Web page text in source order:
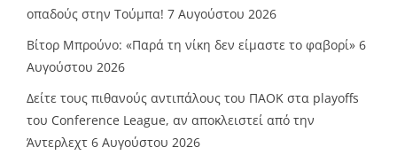
οπαδούς στην Τούμπα! 7 Αυγούστου 2026
Βίτορ Μπρούνο: «Παρά τη νίκη δεν είμαστε το φαβορί» 6
Αυγούστου 2026
Δείτε τους πιθανούς αντιπάλους του ΠΑΟΚ στα playoffs
του Conference League, αν αποκλειστεί από την
Άντερλεχτ 6 Αυγούστου 2026